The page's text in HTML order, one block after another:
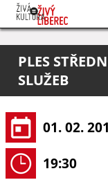
O projektu
Pořadatelé
PLES
SLUŽEB
01. 02.
19:30